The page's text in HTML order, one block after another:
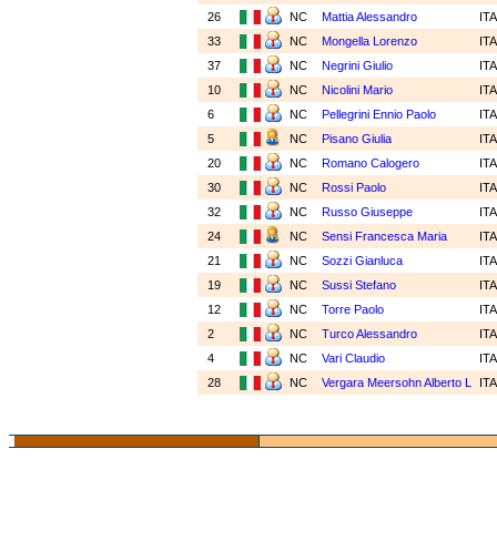
26
NC Mattia Alessandro
33
NC Mongella Lorenzo
37
NC Negrini Giulio
10
NC Nicolini Mario
6
NC Pellegrini Ennio Paolo
5
NC Pisano Giulia
20
NC Romano Calogero
30
NC Rossi Paolo
32
NC Russo Giuseppe
24
NC Sensi Francesca Maria
21
NC Sozzi Gianluca
19
NC Sussi Stefano
12
NC Torre Paolo
2
NC Turco Alessandro
4
NC Vari Claudio
28
NC Vergara Meersohn Alberto L